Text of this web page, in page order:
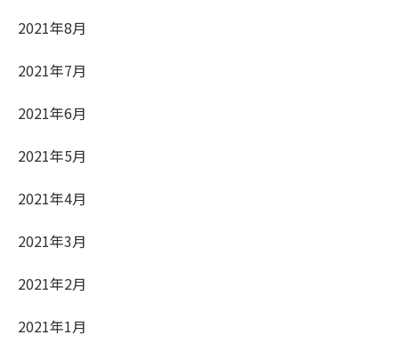
2021年8月
2021年7月
2021年6月
2021年5月
2021年4月
2021年3月
2021年2月
2021年1月